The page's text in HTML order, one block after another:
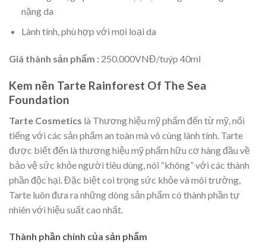
nặng da
Lành tính, phù hợp với mọi loại da
Giá thành sản phẩm : 250.000VNĐ/tuýp 40ml
Kem nền Tarte Rainforest Of The Sea
Foundation
Tarte Cosmetics là Thương hiệu mỹ phẩm đến từ mỹ, nổi
tiếng với các sản phẩm an toàn mà vô cùng lành tính. Tarte
được biết đến là thương hiệu mỹ phẩm hữu cơ hàng đầu về
bảo vệ sức khỏe người tiêu dùng, nói “không” với các thành
phần độc hại. Đặc biệt coi trọng sức khỏe và môi trường,
Tarte luôn đưa ra những dòng sản phẩm có thành phần tự
nhiên với hiệu suất cao nhất.
Thành phần chính của sản phẩm